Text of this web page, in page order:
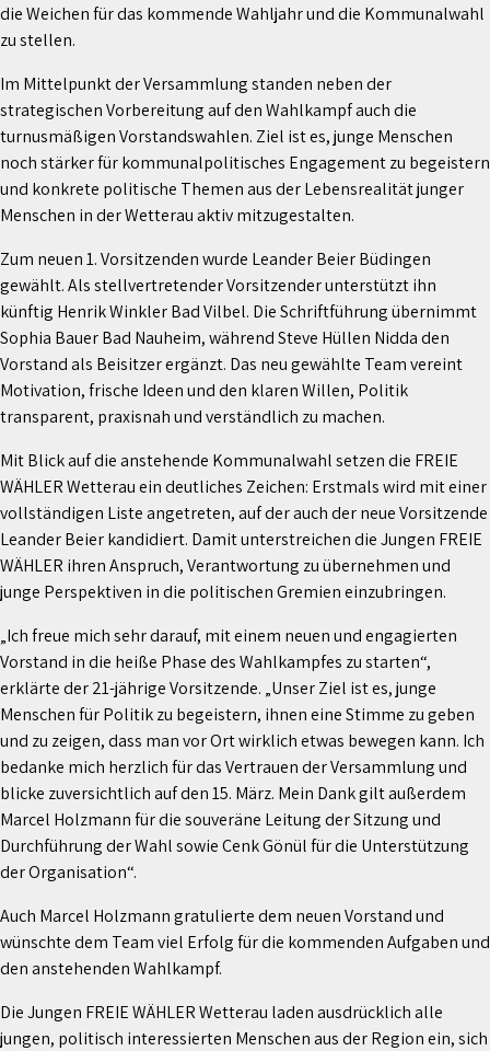
die Weichen für das kommende Wahljahr und die Kommunalwahl
zu stellen.
Im Mittelpunkt der Versammlung standen neben der
strategischen Vorbereitung auf den Wahlkampf auch die
turnusmäßigen Vorstandswahlen. Ziel ist es, junge Menschen
noch stärker für kommunalpolitisches Engagement zu begeistern
und konkrete politische Themen aus der Lebensrealität junger
Menschen in der Wetterau aktiv mitzugestalten.
Zum neuen 1. Vorsitzenden wurde Leander Beier Büdingen
gewählt. Als stellvertretender Vorsitzender unterstützt ihn
künftig Henrik Winkler Bad Vilbel. Die Schriftführung übernimmt
Sophia Bauer Bad Nauheim, während Steve Hüllen Nidda den
Vorstand als Beisitzer ergänzt. Das neu gewählte Team vereint
Motivation, frische Ideen und den klaren Willen, Politik
transparent, praxisnah und verständlich zu machen.
Mit Blick auf die anstehende Kommunalwahl setzen die FREIE
WÄHLER Wetterau ein deutliches Zeichen: Erstmals wird mit einer
vollständigen Liste angetreten, auf der auch der neue Vorsitzende
Leander Beier kandidiert. Damit unterstreichen die Jungen FREIE
WÄHLER ihren Anspruch, Verantwortung zu übernehmen und
junge Perspektiven in die politischen Gremien einzubringen.
„Ich freue mich sehr darauf, mit einem neuen und engagierten
Vorstand in die heiße Phase des Wahlkampfes zu starten“,
erklärte der 21-jährige Vorsitzende. „Unser Ziel ist es, junge
Menschen für Politik zu begeistern, ihnen eine Stimme zu geben
und zu zeigen, dass man vor Ort wirklich etwas bewegen kann. Ich
bedanke mich herzlich für das Vertrauen der Versammlung und
blicke zuversichtlich auf den 15. März. Mein Dank gilt außerdem
Marcel Holzmann für die souveräne Leitung der Sitzung und
Durchführung der Wahl sowie Cenk Gönül für die Unterstützung
der Organisation“.
Auch Marcel Holzmann gratulierte dem neuen Vorstand und
wünschte dem Team viel Erfolg für die kommenden Aufgaben und
den anstehenden Wahlkampf.
Die Jungen FREIE WÄHLER Wetterau laden ausdrücklich alle
jungen, politisch interessierten Menschen aus der Region ein, sich